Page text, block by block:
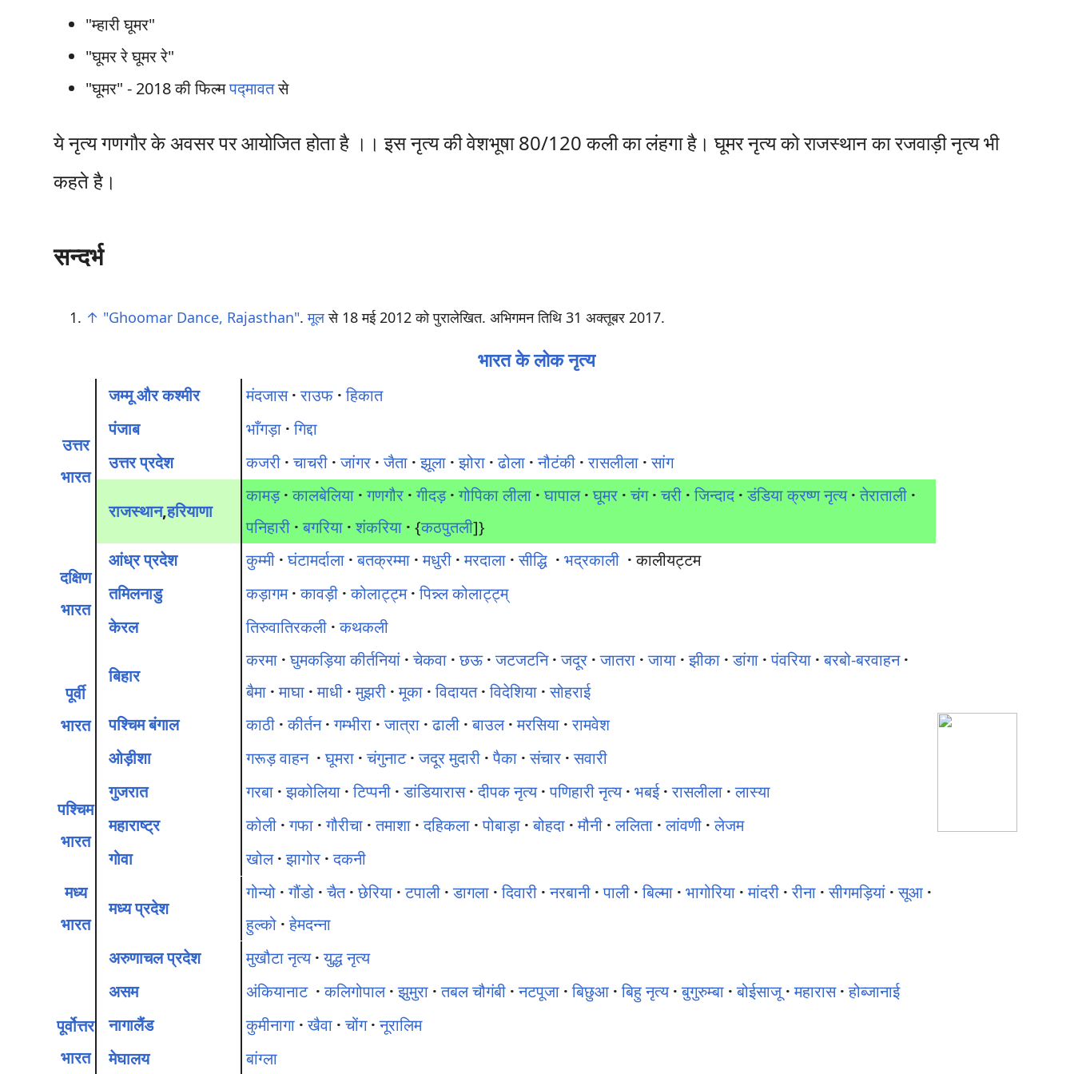
"म्हारी घूमर"
"घूमर रे घूमर रे"
"घूमर" - 2018 की फिल्मपद्मावतसे
ये नृत्य गणगौर के अवसर पर आयोजित होता है ।। इस नृत्य की वेशभूषा 80/120 कली का लंहगा है। घूमर नृत्य को राजस्थान का रजवाड़ी नृत्य भी
कहते है।
सन्दर्भ
↑ "Ghoomar Dance, Rajasthan".मूलसे 18 मई 2012 को पुरालेखित. अभिगमन तिथि 31 अक्तूबर 2017.
भारत के लोक नृत्य
उत्तर
भारत
जम्मू और कश्मीर मंदजास · राउफ · हिकात
पंजाब
भाँगड़ा · गिद्दा
उत्तर प्रदेश
कजरी · चाचरी · जांगर · जैता · झूला · झोरा · ढोला · नौटंकी · रासलीला · सांग
राजस्थान,हरियाणा
कामड़ · कालबेलिया · गणगौर · गीदड़ · गोपिका लीला · घापाल · घूमर · चंग · चरी · जिन्दाद · डंडिया क्रष्ण नृत्य · तेराताली ·
पनिहारी · बगरिया · शंकरिया · {कठपुतली]}
दक्षिण
भारत
आंध्र प्रदेश कुम्मी · घंटामर्दाला · बतक्रम्मा · मधुरी · मरदाला · सीद्धि · भद्रकाली ·कालीयट्टम
तमिलनाडु
कड़ागम · कावड़ी · कोलाट्ट्म · पिन्न्ल कोलाट्ट्म्
केरल
तिरुवातिरकली · कथकली
पूर्वी
भारत
बिहार
करमा · घुमकड़िया कीर्तनियां · चेकवा · छऊ · जटजटनि · जदूर · जातरा · जाया · झीका · डांगा · पंवरिया · बरबो-बरवाहन ·
बैमा · माघा · माधी · मुझरी · मूका · विदायत · विदेशिया · सोहराई
पश्चिम बंगाल
काठी · कीर्तन · गम्भीरा · जात्रा · ढाली · बाउल · मरसिया · रामवेश
ओड़ीशा
गरूड़ वाहन · घूमरा · चंगुनाट · जदूर मुदारी · पैका · संचार · सवारी
पश्चिम
भारत
गुजरात गरबा · झकोलिया · टिप्पनी · डांडियारास · दीपक नृत्य · पणिहारी नृत्य · भबई · रासलीला · लास्या
महाराष्ट्र
कोली · गफा · गौरीचा · तमाशा · दहिकला · पोबाड़ा · बोहदा · मौनी · ललिता · लांवणी · लेजम
गोवा
खोल · झागोर · दकनी
मध्य
भारत
मध्य प्रदेश
गोन्यो · गौंडो · चैत · छेरिया · टपाली · डागला · दिवारी · नरबानी · पाली · बिल्मा · भागोरिया · मांदरी · रीना · सीगमड़ियां · सूआ ·
हुल्को · हेमदन्ना
पूर्वोत्तर
भारत
अरुणाचल प्रदेश मुखौटा नृत्य · युद्ध नृत्य
असम
अंकियानाट · कलिगोपाल · झुमुरा · तबल चौगंबी · नटपूजा · बिछुआ · बिहु नृत्य · बुगुरुम्बा · बोईसाजू · महारास · होब्जानाई
नागालैंड
कुमीनागा · खैवा · चोंग · नूरालिम
मेघालय
बांग्ला